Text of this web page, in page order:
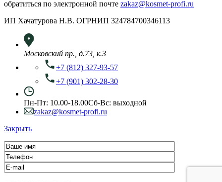
обратиться по электронной почте zakaz@kosmet-profi.ru
ИП Хачатурова Н.В. ОГРНИП 324784700346113
Московский пр., д.73, к.3
+7 (812) 327-93-57
+7 (901) 302-28-30
Пн-Пт: 10.00-18.00Сб-Вс: выходной
zakaz@kosmet-profi.ru
Закрыть